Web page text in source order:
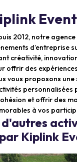
Event
2012, notre
d’entreprise
créativité,
offrir des
vous proposons une
et offrir des
à vos
Kiplink